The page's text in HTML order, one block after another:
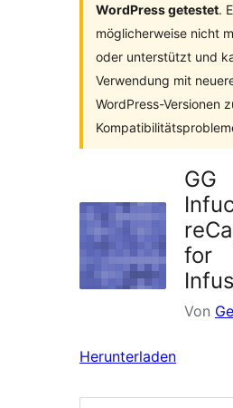
WordPress getestet.
möglicherweise nicht
oder unterstützt und
Verwendung mit
WordPress-Versionen
GG
for
Von
Herunterladen